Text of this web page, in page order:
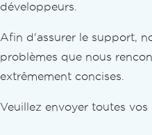
Convertir
Convertir
Convertir
PDF vers
développeurs.
Afin d'assurer le support,
problèmes que nous
extrêmement concises.
Veuillez envoyer toutes